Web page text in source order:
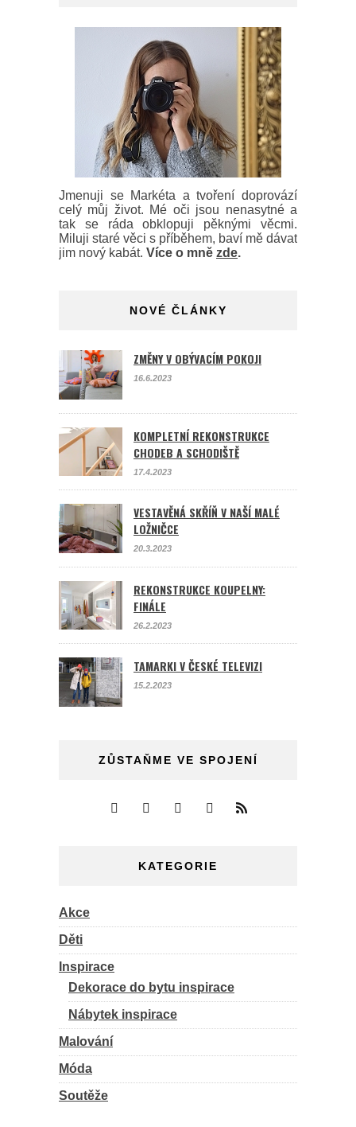
Jmenuji se Markéta a tvoření doprovází
celý můj život. Mé oči jsou nenasytné a
tak se ráda obklopuji pěknými věcmi.
Miluji staré věci s příběhem, baví mě dávat
jim nový kabát. Více o mně zde.
NOVÉ ČLÁNKY
ZMĚNY V OBÝVACÍM POKOJI
16.6.2023
KOMPLETNÍ REKONSTRUKCE
CHODEB A SCHODIŠTĚ
17.4.2023
VESTAVĚNÁ SKŘÍŇ V NAŠÍ MALÉ
LOŽNIČCE
20.3.2023
REKONSTRUKCE KOUPELNY:
FINÁLE
26.2.2023
TAMARKI V ČESKÉ TELEVIZI
15.2.2023
ZŮSTAŇME VE SPOJENÍ
KATEGORIE
Akce
Děti
Inspirace
Dekorace do bytu inspirace
Nábytek inspirace
Malování
Móda
Soutěže